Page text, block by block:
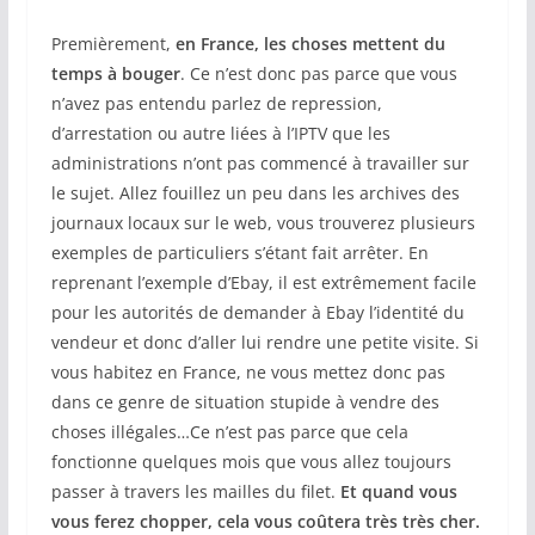
Premièrement, en France, les choses mettent du
temps à bouger. Ce n’est donc pas parce que vous
n’avez pas entendu parlez de repression,
d’arrestation ou autre liées à l’IPTV que les
administrations n’ont pas commencé à travailler sur
le sujet. Allez fouillez un peu dans les archives des
journaux locaux sur le web, vous trouverez plusieurs
exemples de particuliers s’étant fait arrêter. En
reprenant l’exemple d’Ebay, il est extrêmement facile
pour les autorités de demander à Ebay l’identité du
vendeur et donc d’aller lui rendre une petite visite. Si
vous habitez en France, ne vous mettez donc pas
dans ce genre de situation stupide à vendre des
choses illégales…Ce n’est pas parce que cela
fonctionne quelques mois que vous allez toujours
passer à travers les mailles du filet. Et quand vous
vous ferez chopper, cela vous coûtera très très cher.